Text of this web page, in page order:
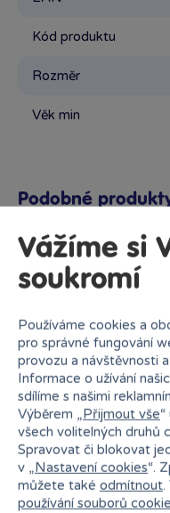
Kód produktu
Rozměr
Věk min
Podobné
Nejširší sortiment na
trhu
Vážíme si
soukromí
Používáme cookies a
pro správné fungování
provozu a návštěvnosti
Informace o užívání
sdílíme s našimi
Výběrem „Přijmout vše
všech volitelných druhů
Spravovat či blokovat
v „Nastavení cookies“.
můžete také odmítnout.
používání souborů